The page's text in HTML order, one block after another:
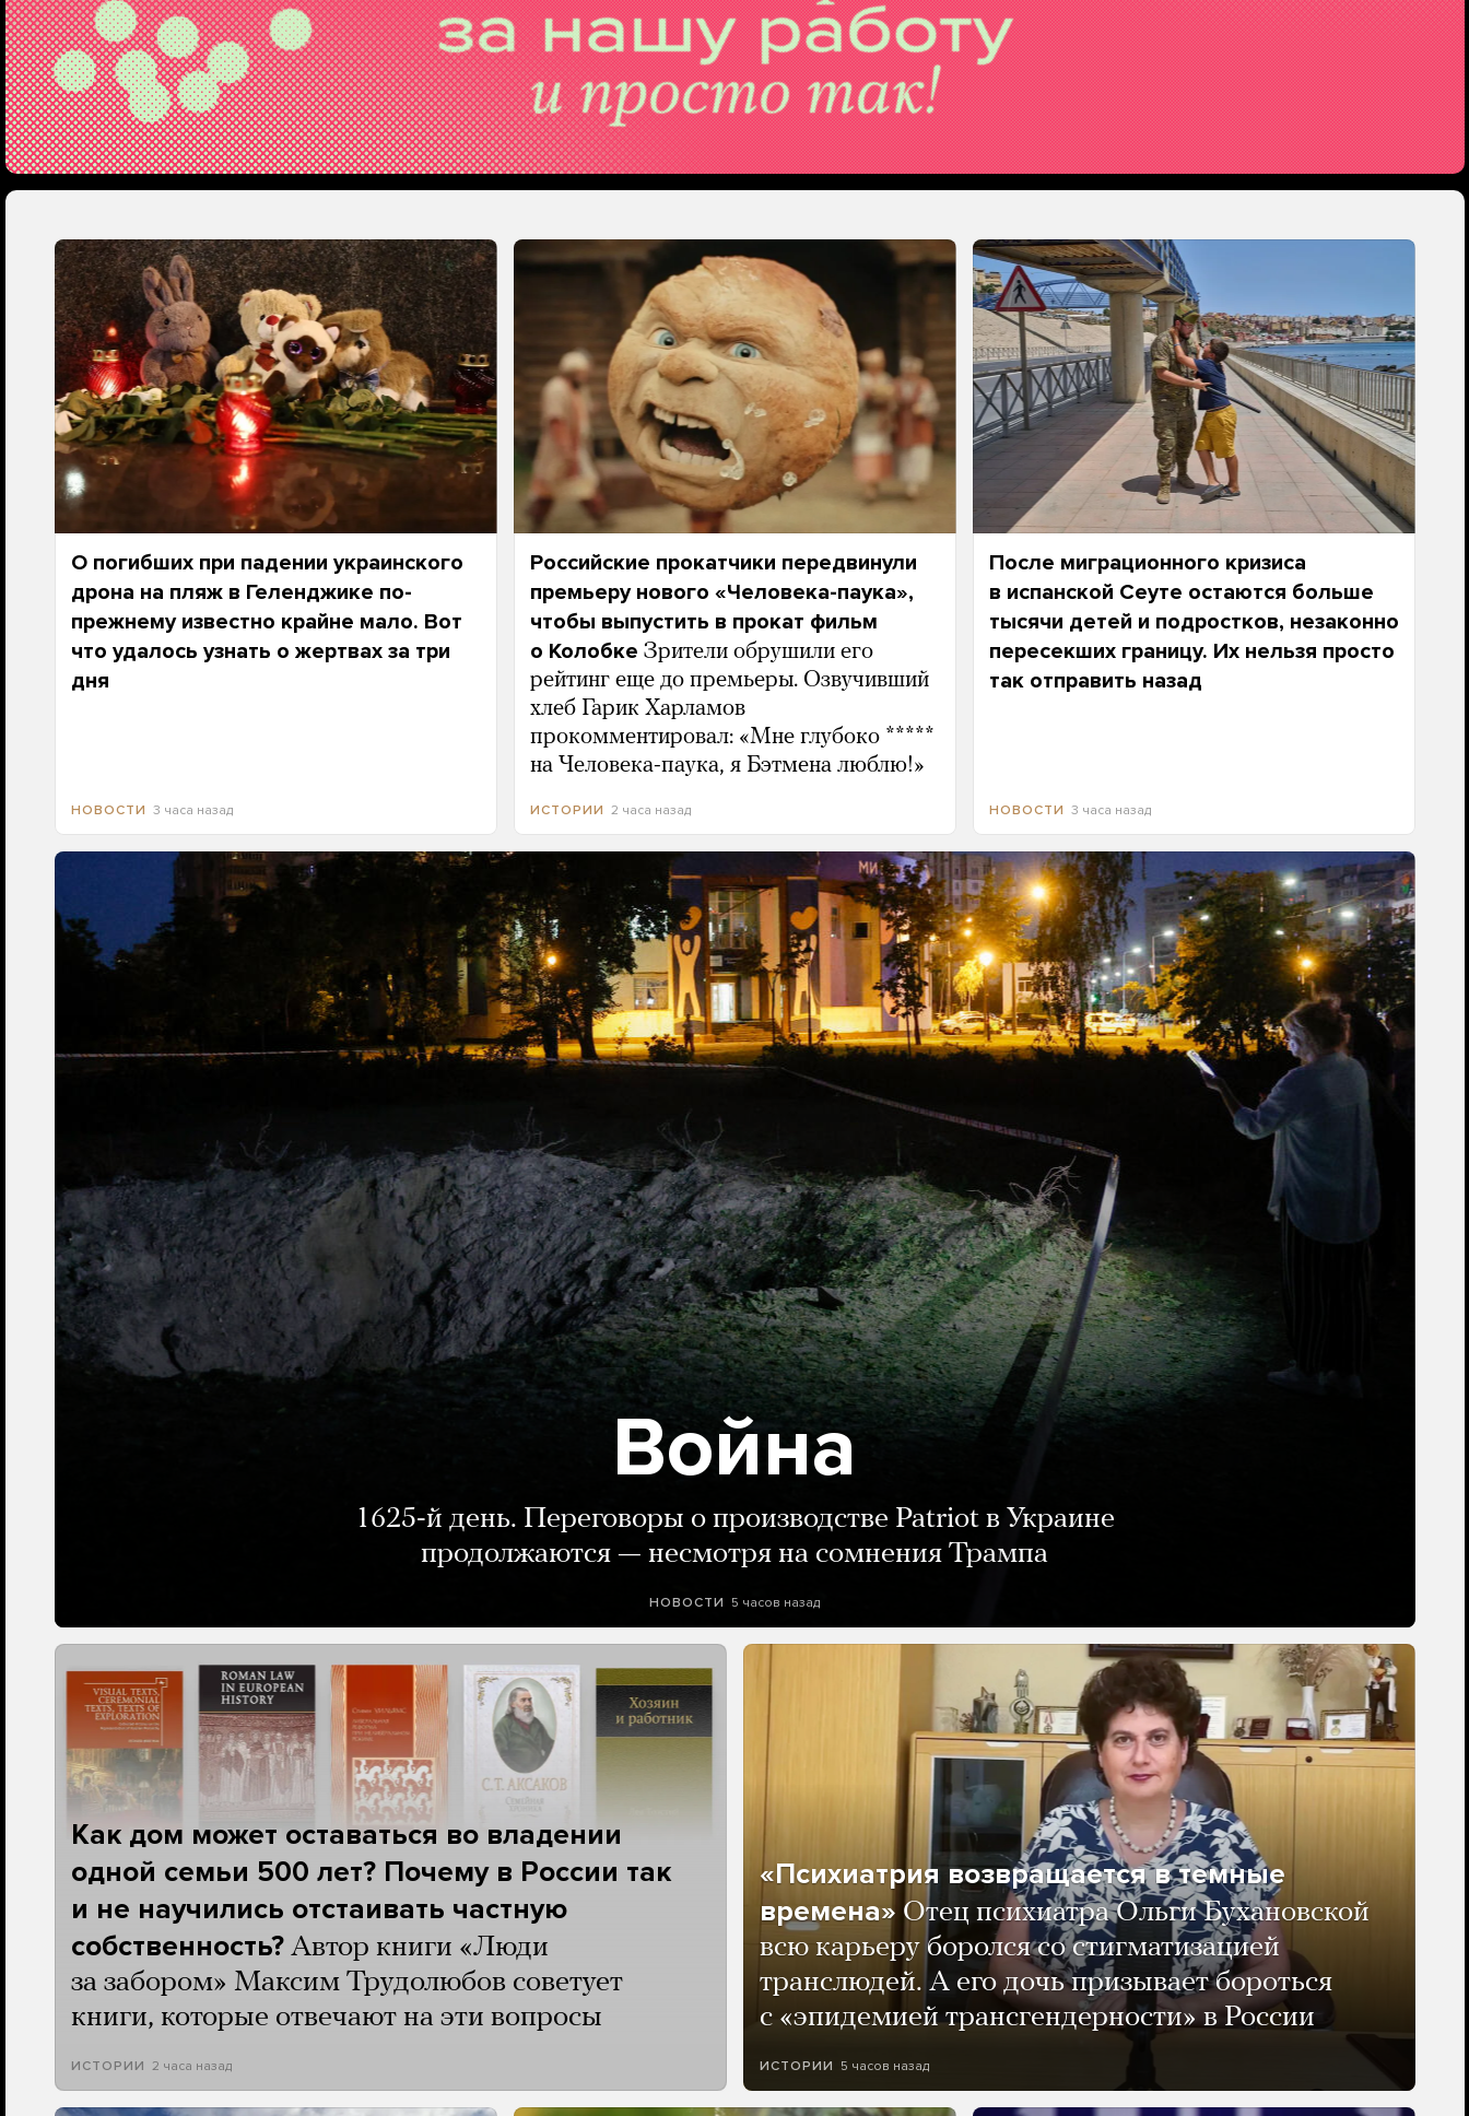
О погибших при падении украинского
дрона на пляж в Геленджике по-
прежнему известно крайне мало. Вот
что удалось узнать о жертвах за три
дня
НОВОСТИ 3 часа назад
Российские прокатчики передвинули
премьеру нового «Человека-паука»,
чтобы выпустить в прокат фильм
о Колобке Зрители обрушили его
рейтинг еще до премьеры. Озвучивший
хлеб Гарик Харламов
прокомментировал: «Мне глубоко *****
на Человека-паука, я Бэтмена люблю!»
ИСТОРИИ 2 часа назад
После миграционного кризиса
в испанской Сеуте остаются больше
тысячи детей и подростков, незаконно
пересекших границу. Их нельзя просто
так отправить назад
НОВОСТИ 3 часа назад
Война
1625-й день. Переговоры о производстве Patriot в Украине
продолжаются — несмотря на сомнения Трампа
НОВОСТИ 5 часов назад
Как дом может оставаться во владении
одной семьи 500 лет? Почему в России так
и не научились отстаивать частную
собственность? Автор книги «Люди
за забором» Максим Трудолюбов советует
книги, которые отвечают на эти вопросы
ИСТОРИИ 2 часа назад
«Психиатрия возвращается в темные
времена» Отец психиатра Ольги Бухановской
всю карьеру боролся со стигматизацией
транслюдей. А его дочь призывает бороться
с «эпидемией трансгендерности» в России
ИСТОРИИ 5 часов назад